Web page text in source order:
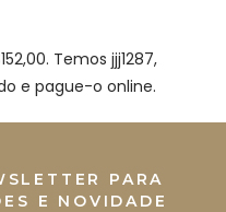
Temos jjj1287,
e pague-o online.
PARA
E NOVIDADE